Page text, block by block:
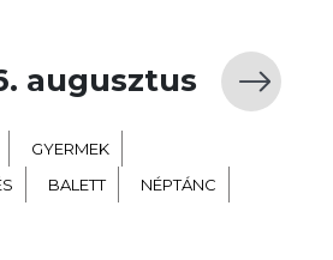
augusztus
GYERMEK
BALETT
NÉPTÁNC